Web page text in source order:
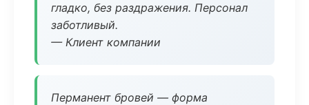
гладко, без раздражения. Персонал
заботливый.
— Клиент компании
Перманент бровей — форма